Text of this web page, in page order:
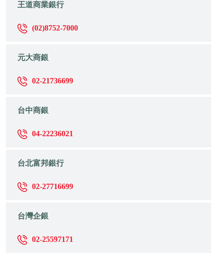
王道商業銀行
(02)8752-7000
元大商銀
02-21736699
台中商銀
04-22236021
台北富邦銀行
02-27716699
台灣企銀
02-25597171